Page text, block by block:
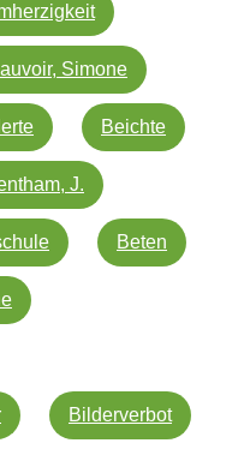
Simone
Beichte
J.
Beten
Bilderverbot